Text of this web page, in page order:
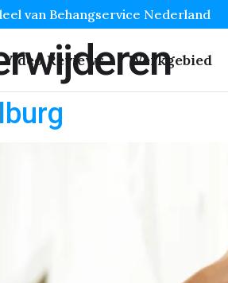
van Behangservice Nederland
Video Reviews Werkgebied